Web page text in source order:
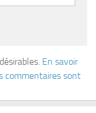
En savoir
commentaires sont